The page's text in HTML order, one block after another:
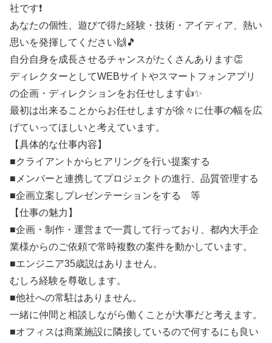
社です❗
あなたの個性、遊びで得た経験・技術・アイディア、熱い
思いを発揮してください🙌🎵
自分自身を成長させるチャンスがたくさんあります👏
ディレクターとしてWEBサイトやスマートフォンアプリ
の企画・ディレクションをお任せします👍✨
最初は出来ることからお任せしますが徐々に仕事の幅を広
げていってほしいと考えています。
【具体的な仕事内容】
■クライアントからヒアリングを行い提案する
■メンバーと連携してプロジェクトの進行、品質管理する
■企画立案しプレゼンテーションをする 等
【仕事の魅力】
■企画・制作・運営まで一貫して行っており、都内大手企
業様からのご依頼で常時複数の案件を動かしています。
■エンジニア35歳説はありません。
むしろ経験を尊敬します。
■他社への常駐はありません。
一緒に仲間と相談しながら働くことが大事だと考えます。
■オフィスは商業施設に隣接しているので何するにも良い